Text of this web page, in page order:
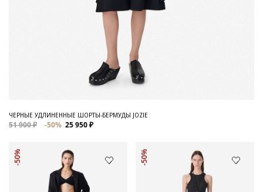
ЧЕРНЫЕ УДЛИНЕННЫЕ ШОРТЫ-БЕРМУДЫ JOZIE
51 900 ₽ -50% 25 950 ₽
-50% -50%